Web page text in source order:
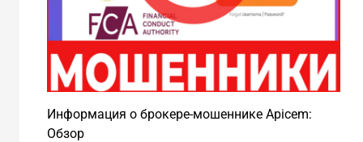
Информация о брокере-мошеннике Apicem:
Обзор